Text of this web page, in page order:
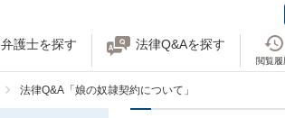
弁護士を探す 法律Q&Aを探す
閲覧履
法律Q&A「娘の奴隷契約について」